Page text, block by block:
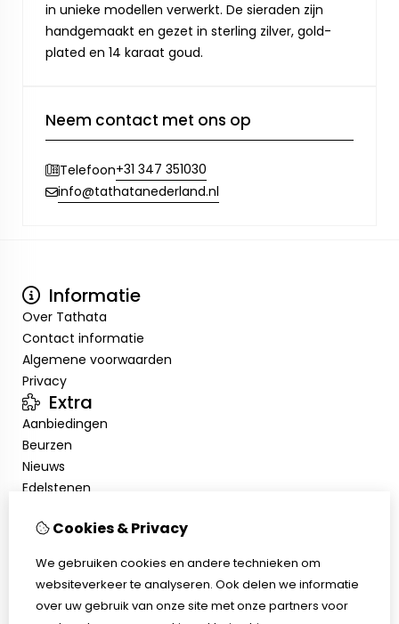
in unieke modellen verwerkt. De sieraden zijn
handgemaakt en gezet in sterling zilver, gold-
plated en 14 karaat goud.
Neem contact met ons op
Telefoon+31 347 351030
info@tathatanederland.nl
Informatie
Over Tathata
Contact informatie
Algemene voorwaarden
Privacy
Extra
Aanbiedingen
Beurzen
Nieuws
Edelstenen
Mijn account
Bestelhistorie
Klantenservice
Cookies & Privacy
We gebruiken cookies en andere technieken om
websiteverkeer te analyseren. Ook delen we informatie
over uw gebruik van onze site met onze partners voor